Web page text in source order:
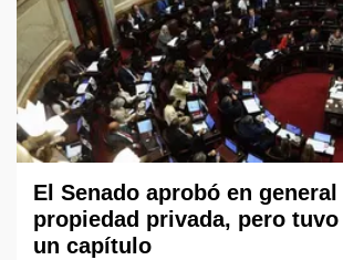
El Senado aprobó en
propiedad privada, pero
un capítulo